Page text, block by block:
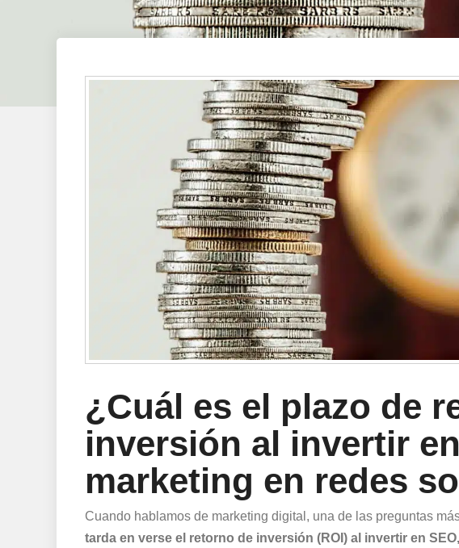
¿Cuál es el plazo de
inversión al invertir
marketing en redes
Cuando hablamos de marketing digital, una de las preguntas
tarda en verse el retorno de inversión (ROI) al invertir en